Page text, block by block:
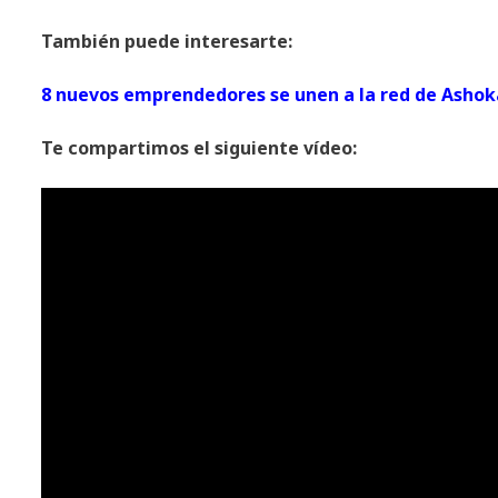
También puede interesarte:
8 nuevos emprendedores se unen a la red de
Te compartimos el siguiente vídeo: